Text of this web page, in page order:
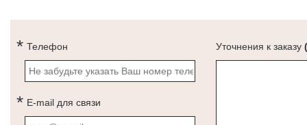
Телефон
E-mail для связи
Уточнения к заказу